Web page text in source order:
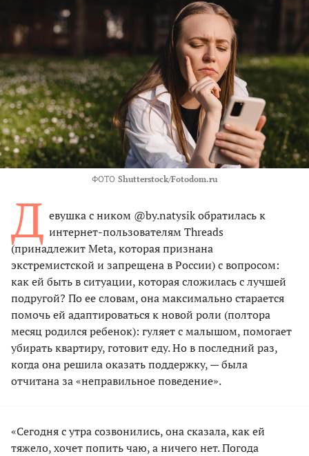
ФОТО Shutterstock/Fotodom.ru
Д евушка с ником @by.natysik обратилась к
интернет-пользователям Threads
(принадлежит Meta, которая признана
экстремистской и запрещена в России) с вопросом:
как ей быть в ситуации, которая сложилась с лучшей
подругой? По ее словам, она максимально старается
помочь ей адаптироваться к новой роли (полтора
месяц родился ребенок): гуляет с малышом, помогает
убирать квартиру, готовит еду. Но в последний раз,
когда она решила оказать поддержку, — была
отчитана за «неправильное поведение».
«Сегодня с утра созвонились, она сказала, как ей
тяжело, хочет попить чаю, а ничего нет. Погода